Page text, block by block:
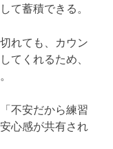
て蓄積できる。
れても、カウン
てくれるため、
不安だから練習
心感が共有され